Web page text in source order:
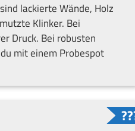
lackierte Wände, Holz
Klinker. Bei
Druck. Bei robusten
mit einem Probespot